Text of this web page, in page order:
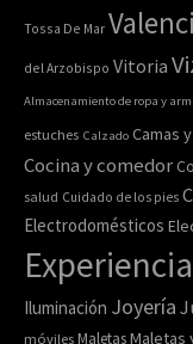
Tossa De Mar
del Arzobispo Vitoria
Almacenamiento de ropa y
estuches Calzado Camas
Cocina y comedor
salud Cuidado de los pies
Electrodomésticos
Iluminación Joyería
móviles MaletasMaletas